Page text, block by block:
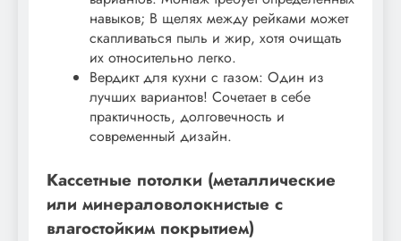
навыков; В щелях между рейками может
скапливаться пыль и жир, хотя очищать
их относительно легко.
Вердикт для кухни с газом: Один из
лучших вариантов! Сочетает в себе
практичность, долговечность и
современный дизайн.
Кассетные потолки (металлические
или минераловолокнистые с
влагостойким покрытием)